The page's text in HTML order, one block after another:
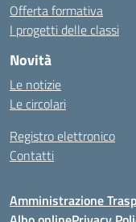
Offerta formativa
I progetti delle classi
Novità
Le notizie
Le circolari
Registro elettronico
Contatti
Amministrazione